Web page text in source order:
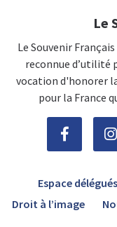
Le
Le Souvenir
reconnue d’utilité
vocation d'honorer
pour la France
Espace délégués
Droit à l’image